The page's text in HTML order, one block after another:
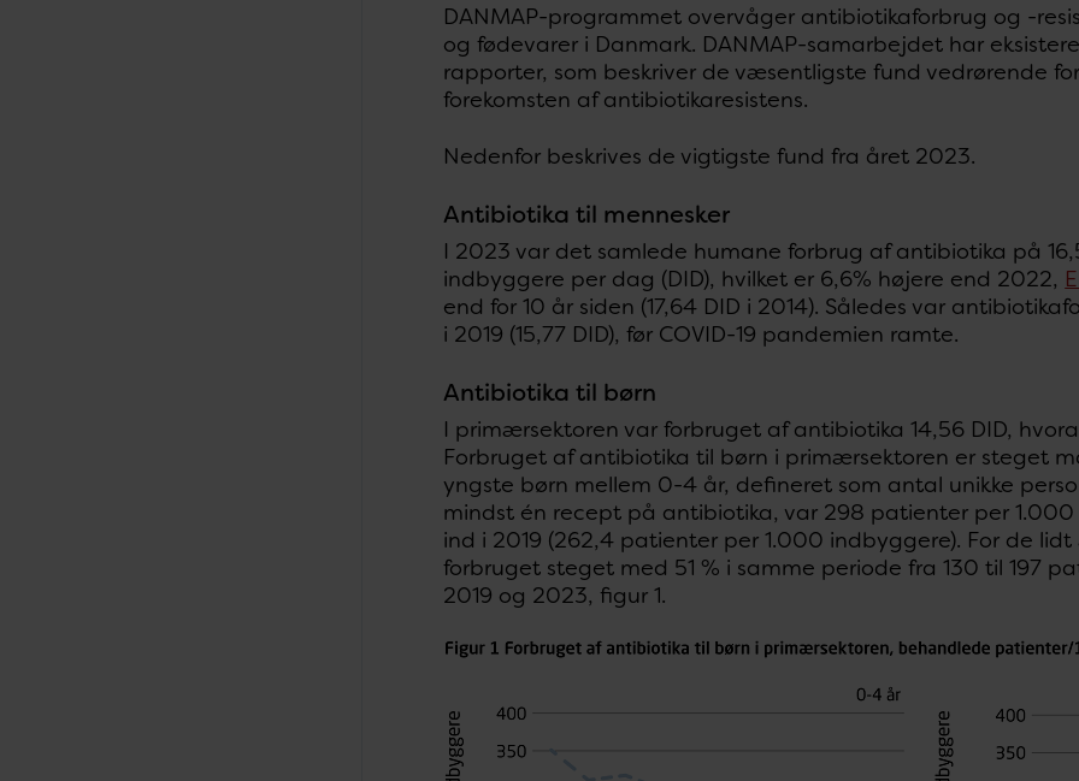
DANMAP-programmet overvåger antibiotikaforbrug og -
og fødevarer i Danmark. DANMAP-samarbejdet har
rapporter, som beskriver de væsentligste fund vedrørende
forekomsten af antibiotikaresistens.
Nedenfor beskrives de vigtigste fund fra året 2023.
Antibiotika til mennesker
I 2023 var det samlede humane forbrug af antibiotika på
indbyggere per dag (DID), hvilket er 6,6% højere end 2022,
end for 10 år siden (17,64 DID i 2014). Således var
i 2019 (15,77 DID), før COVID-19 pandemien ramte.
Antibiotika til børn
I primærsektoren var forbruget af antibiotika 14,56 DID,
Forbruget af antibiotika til børn i primærsektoren er steget
yngste børn mellem 0-4 år, defineret som antal unikke
mindst én recept på antibiotika, var 298 patienter per
ind i 2019 (262,4 patienter per 1.000 indbyggere). For de
forbruget steget med 51 % i samme periode fra 130 til 197
2019 og 2023, figur 1.